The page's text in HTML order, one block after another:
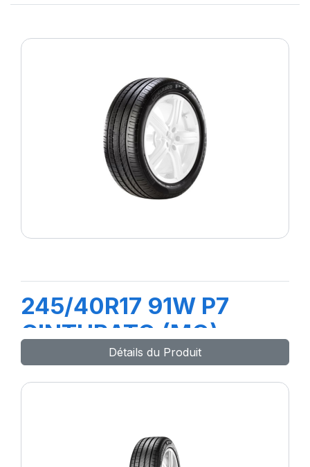
245/40R17 91W P7
CINTURATO (MO)
Détails du Produit